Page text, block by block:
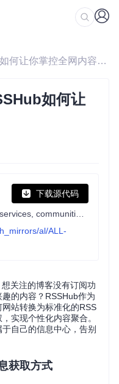
/ 信息自主权工具：RSSHub如何让你掌控全网内容订阅
如何让
下载源代码
al/ALL-
关注的博客没有订阅功
的内容？RSSHub作为
站转换为标准化的RSS
实现个性化内容聚合。
自己的信息中心，告别
获取方式